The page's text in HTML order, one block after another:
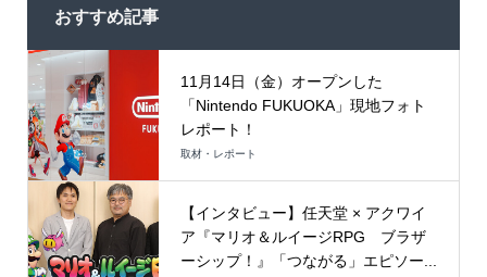
おすすめ記事
11月14日（金）オープンした
「Nintendo FUKUOKA」現地フォト
レポート！
取材・レポート
【インタビュー】任天堂 × アクワイ
ア『マリオ＆ルイージRPG ブラザ
ーシップ！』「つながる」エピソー...